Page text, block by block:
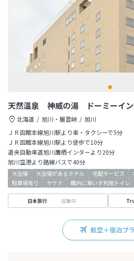
天然温泉 神威の湯 ドーミーイン
北海道 旭川・層雲峡
旭川
ＪＲ函館本線旭川駅より車・タクシーで5分
ＪＲ函館本線旭川駅より徒歩で10分
道央自動車道旭川鷹栖インターより20分
旭川空港より路線バスで40分
大浴場 大浴場があるホテル 宅配サービス
駐車場有り
サウナ 館内に車いす利用トイレ
日本旅行 収集中
航空＋宿泊プ